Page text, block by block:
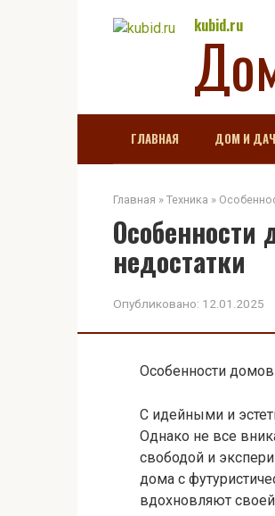
kubid.ru
ГЛАВНАЯ ДОМ И
Главная » Техника »
Особенности
недостатки
Опубликовано: 12.01.2025
Особенности
С идейными и
Однако не все
свободой и
дома с
вдохновляют